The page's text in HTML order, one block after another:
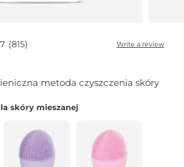
(815) Write a review
metoda czyszczenia skóry
skóry mieszanej